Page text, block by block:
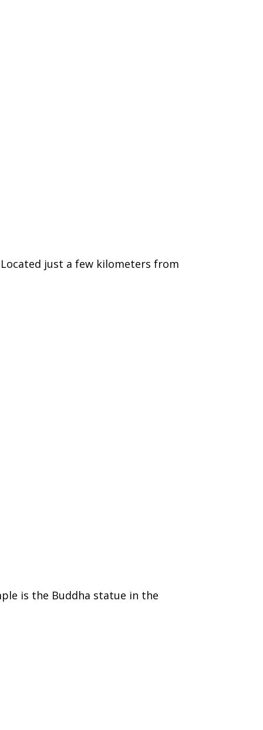
just a few kilometers from
is the Buddha statue in the